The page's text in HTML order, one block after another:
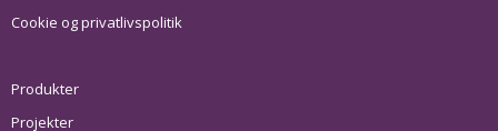
Cookie og privatlivspolitik
Produkter
Projekter